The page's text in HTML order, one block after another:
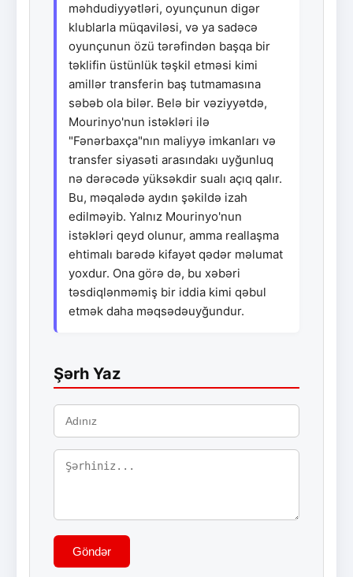
məhdudiyyətləri, oyunçunun digər
klublarla müqaviləsi, və ya sadəcə
oyunçunun özü tərəfindən başqa bir
təklifin üstünlük təşkil etməsi kimi
amillər transferin baş tutmamasına
səbəb ola bilər. Belə bir vəziyyətdə,
Mourinyo'nun istəkləri ilə
"Fənərbaxça"nın maliyyə imkanları və
transfer siyasəti arasındakı uyğunluq
nə dərəcədə yüksəkdir sualı açıq qalır.
Bu, məqalədə aydın şəkildə izah
edilməyib. Yalnız Mourinyo'nun
istəkləri qeyd olunur, amma reallaşma
ehtimalı barədə kifayət qədər məlumat
yoxdur. Ona görə də, bu xəbəri
təsdiqlənməmiş bir iddia kimi qəbul
etmək daha məqsədəuyğundur.
Şərh Yaz
Göndər